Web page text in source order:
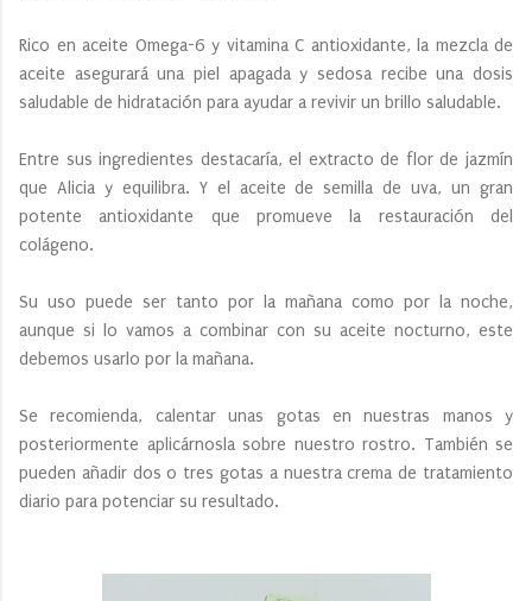
Rico en aceite Omega-6 y vitamina C antioxidante, la mezcla de
aceite asegurará una piel apagada y sedosa recibe una dosis
saludable de hidratación para ayudar a revivir un brillo saludable.
Entre sus ingredientes destacaría, el extracto de flor de jazmín
que Alicia y equilibra. Y el aceite de semilla de uva, un gran
potente antioxidante que promueve la restauración del
colágeno.
Su uso puede ser tanto por la mañana como por la noche,
aunque si lo vamos a combinar con su aceite nocturno, este
debemos usarlo por la mañana.
Se recomienda, calentar unas gotas en nuestras manos y
posteriormente aplicárnosla sobre nuestro rostro. También se
pueden añadir dos o tres gotas a nuestra crema de tratamiento
diario para potenciar su resultado.